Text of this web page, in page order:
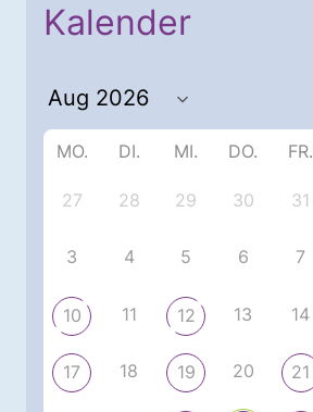
Kalender
MO. DI. MI. DO. FR.
27 28 29 30 31
3 4 5 6 7
10 11 12 13 14
17 18 19 20 21